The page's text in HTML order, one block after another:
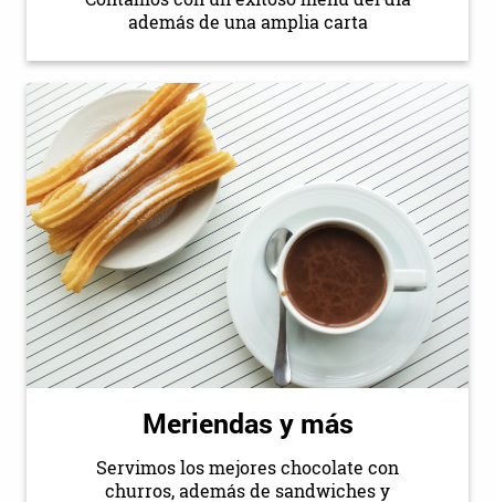
además de una amplia carta
Meriendas y más
Servimos los mejores chocolate con
churros, además de sandwiches y